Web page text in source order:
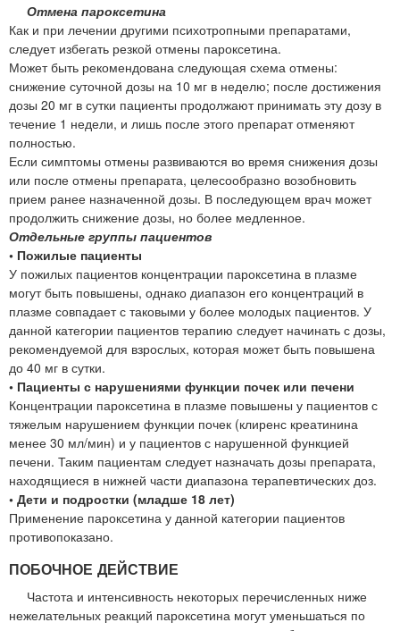
Отмена пароксетина
Как и при лечении другими психотропными препаратами,
следует избегать резкой отмены пароксетина.
Может быть рекомендована следующая схема отмены:
снижение суточной дозы на 10 мг в неделю; после достижения
дозы 20 мг в сутки пациенты продолжают принимать эту дозу в
течение 1 недели, и лишь после этого препарат отменяют
полностью.
Если симптомы отмены развиваются во время снижения дозы
или после отмены препарата, целесообразно возобновить
прием ранее назначенной дозы. В последующем врач может
продолжить снижение дозы, но более медленное.
Отдельные группы пациентов
• Пожилые пациенты
У пожилых пациентов концентрации пароксетина в плазме
могут быть повышены, однако диапазон его концентраций в
плазме совпадает с таковыми у более молодых пациентов. У
данной категории пациентов терапию следует начинать с дозы,
рекомендуемой для взрослых, которая может быть повышена
до 40 мг в сутки.
• Пациенты с нарушениями функции почек или печени
Концентрации пароксетина в плазме повышены у пациентов с
тяжелым нарушением функции почек (клиренс креатинина
менее 30 мл/мин) и у пациентов с нарушенной функцией
печени. Таким пациентам следует назначать дозы препарата,
находящиеся в нижней части диапазона терапевтических доз.
• Дети и подростки (младше 18 лет)
Применение пароксетина у данной категории пациентов
противопоказано.
ПОБОЧНОЕ ДЕЙСТВИЕ
Частота и интенсивность некоторых перечисленных ниже
нежелательных реакций пароксетина могут уменьшаться по